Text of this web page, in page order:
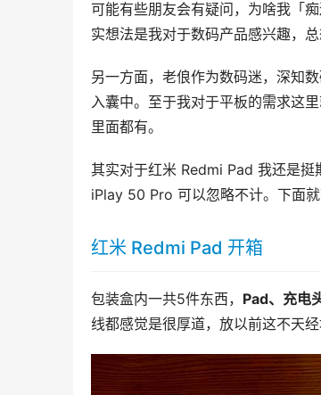
可能有些朋友会有疑问，为啥我「
实想法是我对于数码产品感兴趣，
另一方面，老俍作为数码迷，深知
入囊中。至于我对于平板的需求这
里面都有。
其实对于红米 Redmi Pad 我还是
iPlay 50 Pro 可以忽略不计。下面
红米 Redmi Pad 开箱
包装盒内一共5件东西， Pad、充电
线都感觉是很厚道，放以前这不天